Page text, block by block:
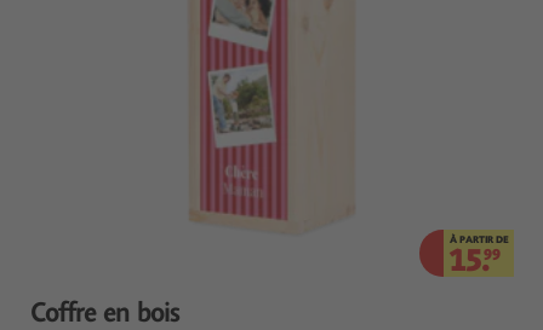
À PARTIR DE
15.99
Coffre en bois